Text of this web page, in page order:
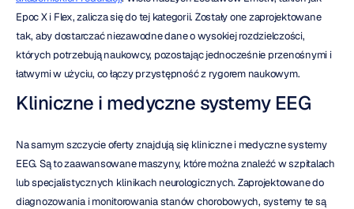
Epoc X i Flex, zalicza się do tej kategorii. Zostały one zaprojektowane
tak, aby dostarczać niezawodne dane o wysokiej rozdzielczości,
których potrzebują naukowcy, pozostając jednocześnie przenośnymi i
łatwymi w użyciu, co łączy przystępność z rygorem naukowym.
Kliniczne i medyczne systemy EEG
Na samym szczycie oferty znajdują się kliniczne i medyczne systemy
EEG. Są to zaawansowane maszyny, które można znaleźć w szpitalach
lub specjalistycznych klinikach neurologicznych. Zaprojektowane do
diagnozowania i monitorowania stanów chorobowych, systemy te są